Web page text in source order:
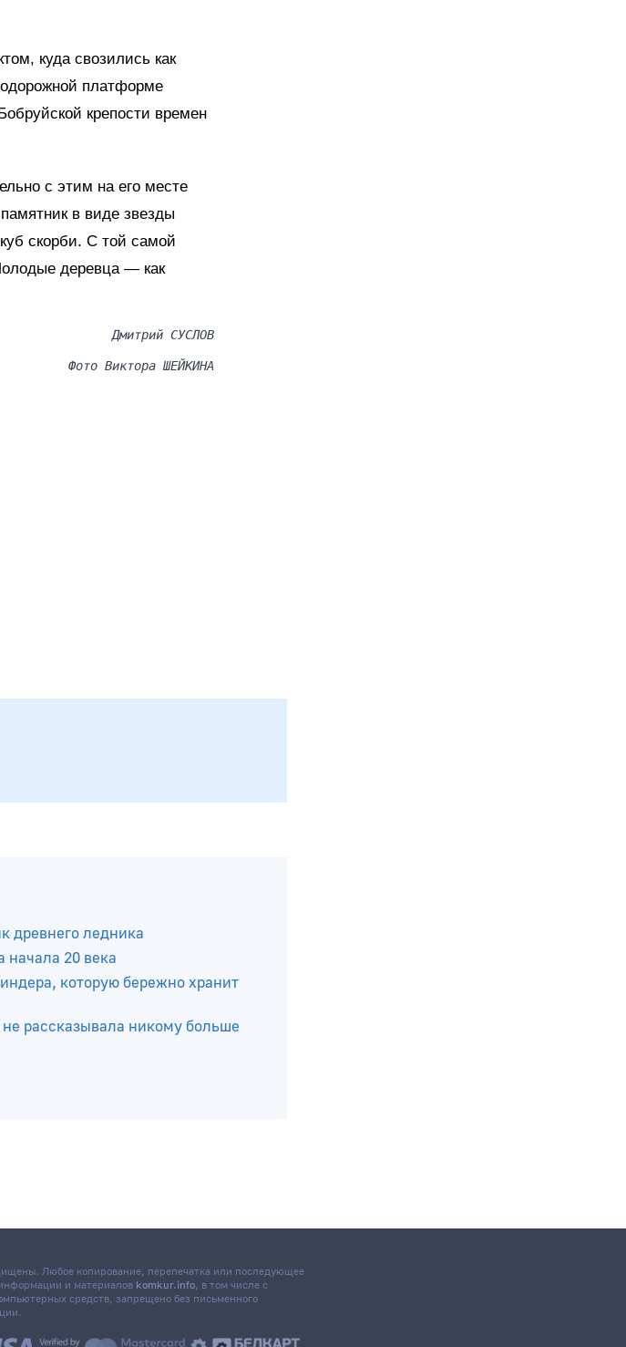
куда свозились как
платформе
крепости времен
с этим на его месте
в виде звезды
скорби. С той самой
деревца — как
Дмитрий СУСЛОВ
Фото Виктора ШЕЙКИНА
ледника
20 века
которую бережно хранит
Любое копирование, перепечатка или последующее